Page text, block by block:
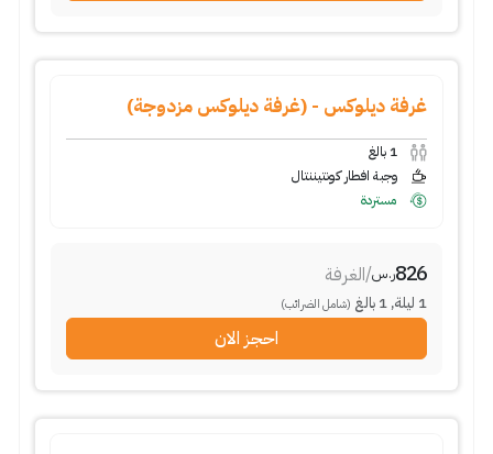
غرفة ديلوكس - (غرفة ديلوكس مزدوجة)
1 بالغ
وجبة افطار كونتيننتال
مستردة
826ر.س/الغرفة
1 ليلة,
1 بالغ (شامل الضرائب)
احجز الان